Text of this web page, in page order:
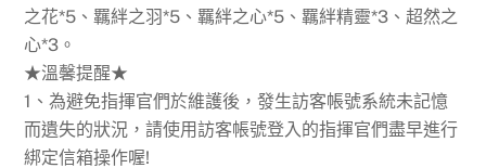
之花*5、羈絆之羽*5、羈絆之心*5、羈絆精靈*3、超然之
心*3。
★溫馨提醒★
1、為避免指揮官們於維護後，發生訪客帳號系統未記憶
而遺失的狀況，請使用訪客帳號登入的指揮官們盡早進行
綁定信箱操作喔!